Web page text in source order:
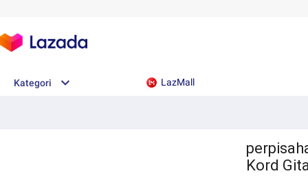
Kategori LazMall
Kord